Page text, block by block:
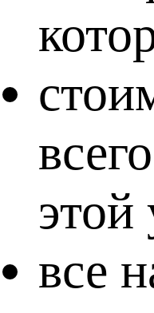
всего
все